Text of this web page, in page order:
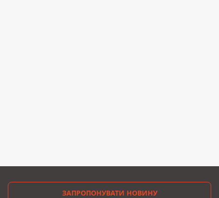
ЗАПРОПОНУВАТИ НОВИНУ